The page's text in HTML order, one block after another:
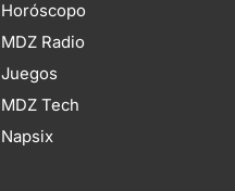
Horóscopo
MDZ Radio
Juegos
MDZ Tech
Napsix